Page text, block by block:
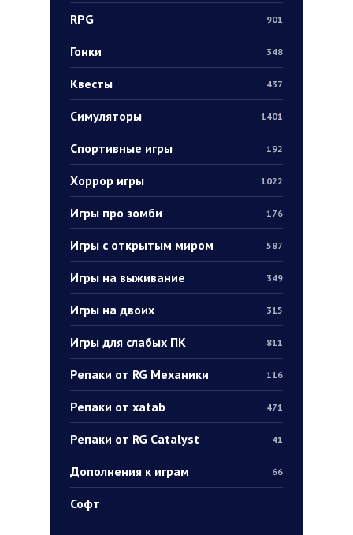
RPG 901
Гонки 348
Квесты 437
Симуляторы 1401
Спортивные игры 192
Хоррор игры 1022
Игры про зомби 176
Игры с открытым миром 587
Игры на выживание 349
Игры на двоих 315
Игры для слабых ПК 811
Репаки от RG Механики 116
Репаки от xatab 471
Репаки от RG Catalyst 41
Дополнения к играм 66
Софт